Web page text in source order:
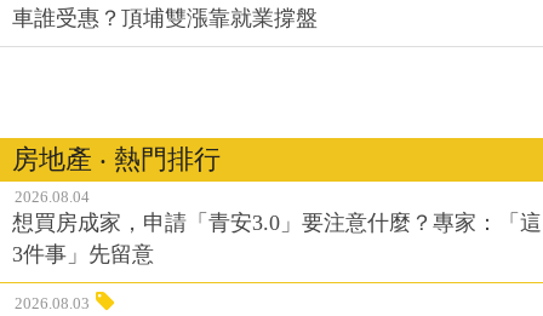
車誰受惠？頂埔雙漲靠就業撐盤
房地產 ‧ 熱門排行
2026.08.04
想買房成家，申請「青安3.0」要注意什麼？專家：「這
3件事」先留意
2026.08.03